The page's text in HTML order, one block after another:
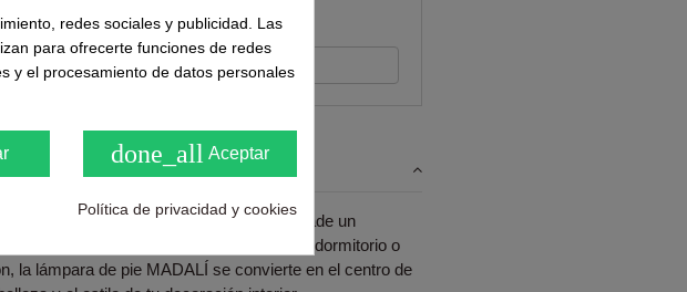
de nuestros clientes
(es)
el primero en compartirnos su opinión
solo ilumina tu hogar, sino que también añade un
gran impacto visual. Ya sea en el salón, el dormitorio o
la lámpara de pie MADALÍ se convierte en el centro de
redes sociales y publicidad. Las
para ofrecerte funciones de redes
y el procesamiento de datos personales
done_all Aceptar
Política de privacidad y cookies